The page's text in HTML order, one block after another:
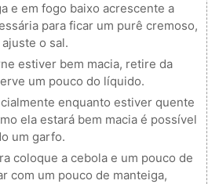
e em fogo baixo acrescente a
para ficar um purê cremoso,
o sal.
estiver bem macia, retire da
um pouco do líquido.
enquanto estiver quente
ela estará bem macia é possível
um garfo.
coloque a cebola e um pouco de
com um pouco de manteiga,